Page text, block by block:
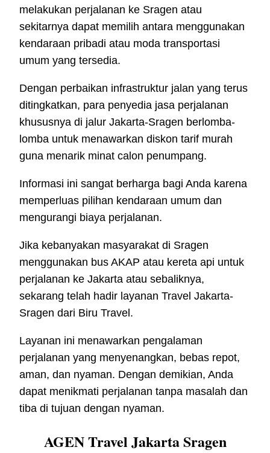
melakukan perjalanan ke Sragen atau
sekitarnya dapat memilih antara menggunakan
kendaraan pribadi atau moda transportasi
umum yang tersedia.
Dengan perbaikan infrastruktur jalan yang terus
ditingkatkan, para penyedia jasa perjalanan
khususnya di jalur Jakarta-Sragen berlomba-
lomba untuk menawarkan diskon tarif murah
guna menarik minat calon penumpang.
Informasi ini sangat berharga bagi Anda karena
memperluas pilihan kendaraan umum dan
mengurangi biaya perjalanan.
Jika kebanyakan masyarakat di Sragen
menggunakan bus AKAP atau kereta api untuk
perjalanan ke Jakarta atau sebaliknya,
sekarang telah hadir layanan Travel Jakarta-
Sragen dari Biru Travel.
Layanan ini menawarkan pengalaman
perjalanan yang menyenangkan, bebas repot,
aman, dan nyaman. Dengan demikian, Anda
dapat menikmati perjalanan tanpa masalah dan
tiba di tujuan dengan nyaman.
AGEN Travel Jakarta Sragen